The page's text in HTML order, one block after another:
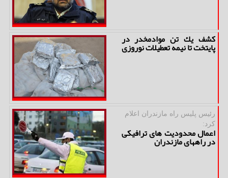
كشف یك تن موادمخدر در
پایتخت تا نیمه تعطیلات نوروزی
رئیس پلیس راه مازندران اعلام
كرد:
اعمال محدودیت های ترافیكی
در راههای مازندران